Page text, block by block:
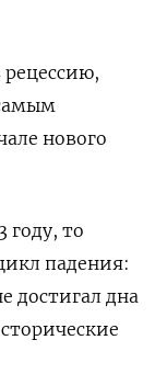
нового
году, то
падения:
достигал дна